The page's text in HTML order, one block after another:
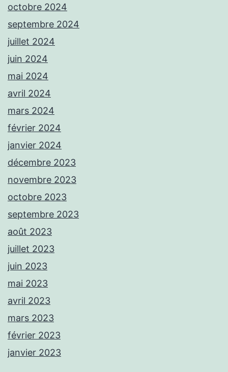
octobre 2024
septembre 2024
juillet 2024
juin 2024
mai 2024
avril 2024
mars 2024
février 2024
janvier 2024
décembre 2023
novembre 2023
octobre 2023
septembre 2023
août 2023
juillet 2023
juin 2023
mai 2023
avril 2023
mars 2023
février 2023
janvier 2023